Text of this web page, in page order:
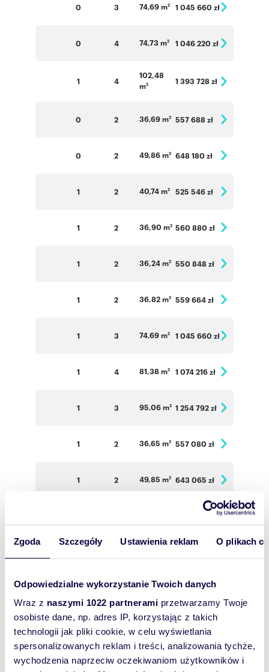
Zgoda Szczegóły Ustawienia reklam O plikach
Odpowiedzialne wykorzystanie Twoich danych
Wraz z naszymi 1022 partnerami przetwarzamy Twoje
osobiste dane, np. adres IP, korzystając z takich
technologii jak pliki cookie, w celu wyświetlania
spersonalizowanych reklam i treści, analizowania tychże,
wychodzenia naprzeciw oczekiwaniom użytkowników i
0 3 74,69 m2 1 045 660 zł
0 4 74,73 m2 1 046 220 zł
1 4
102,48
m2 1 393 728 zł
0 2 36,69 m2 557 688 zł
0 2 49,86 m2 648 180 zł
1 2 40,74 m2 525 546 zł
1 2 36,90 m2 560 880 zł
1 2 36,24 m2 550 848 zł
1 2 36,82 m2 559 664 zł
1 3 74,69 m2 1 045 660 zł
1 4 81,38 m2 1 074 216 zł
1 3 95,06 m2 1 254 792 zł
1 2 36,65 m2 557 080 zł
1 2 49,85 m2 643 065 zł
2 2 34,52 m2 531 608 zł
2 3 66,83 m2 935 620 zł
2 3 74,61 m 1 044 540 zł